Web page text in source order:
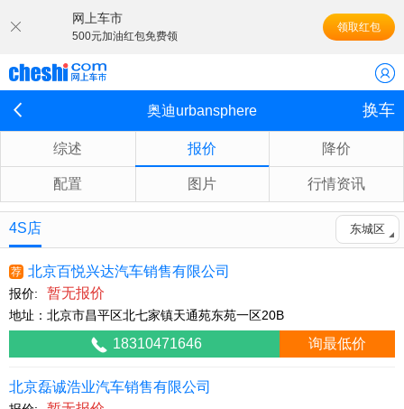
网上车市
500元加油红包免费领
领取红包
奥迪urbansphere 换车
综述 报价 降价
配置 图片 行情资讯
4S店 东城区
荐 北京百悦兴达汽车销售有限公司
报价: 暂无报价
地址：北京市昌平区北七家镇天通苑东苑一区20B
18310471646 询最低价
北京磊诚浩业汽车销售有限公司